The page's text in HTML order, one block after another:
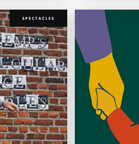
SPECTACLES